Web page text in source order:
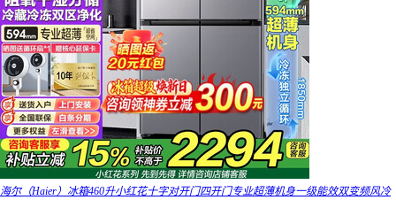
海尔（Haier）冰箱460升小红花十字对开门四开门专业超薄机身一级能效双变频风冷